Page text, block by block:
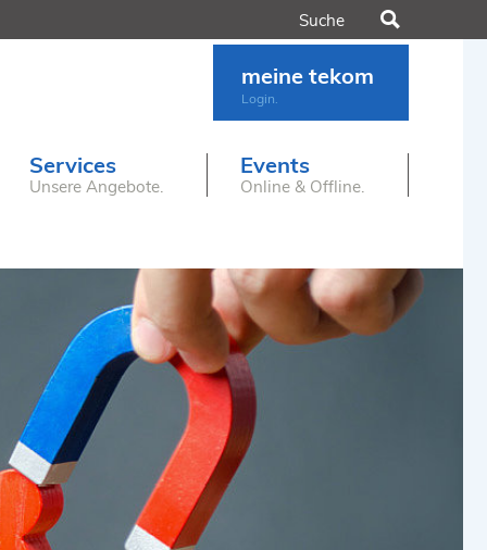
Services
Unsere Angebote.
Events
Online & Offline.
meine tekom
Login.